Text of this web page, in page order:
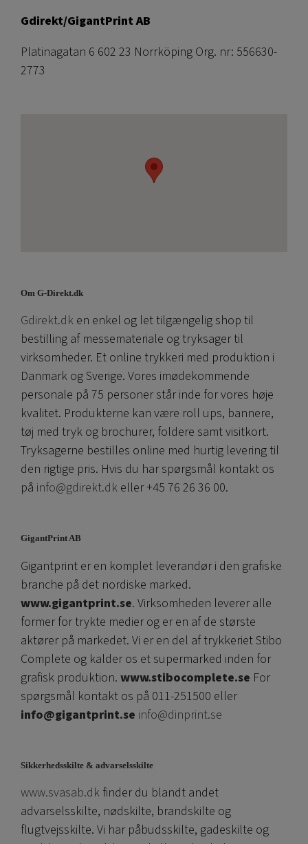
Gdirekt/GigantPrint AB
Platinagatan 6 602 23 Norrköping Org. nr: 556630-
2773
Om G-Direkt.dk
Gdirekt.dk en enkel og let tilgængelig shop til
bestilling af messemateriale og tryksager til
virksomheder. Et online trykkeri med produktion i
Danmark og Sverige. Vores imødekommende
personale på 75 personer står inde for vores høje
kvalitet. Produkterne kan være roll ups, bannere,
tøj med tryk og brochurer, foldere samt visitkort.
Tryksagerne bestilles online med hurtig levering til
den rigtige pris. Hvis du har spørgsmål kontakt os
på info@gdirekt.dk eller +45 76 26 36 00.
GigantPrint AB
Gigantprint er en komplet leverandør i den grafiske
branche på det nordiske marked.
www.gigantprint.se. Virksomheden leverer alle
former for trykte medier og er en af ​​de største
aktører på markedet. Vi er en del af trykkeriet Stibo
Complete og kalder os et supermarked inden for
grafisk produktion. www.stibocomplete.se For
spørgsmål kontakt os på 011-251500 eller
info@gigantprint.se info@dinprint.se
Sikkerhedsskilte & advarselsskilte
www.svasab.dk finder du blandt andet
advarselsskilte, nødskilte, brandskilte og
flugtvejsskilte. Vi har påbudsskilte, gadeskilte og